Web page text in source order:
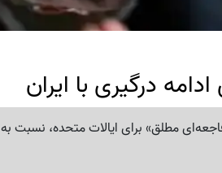
درگیری با ایران
مطلق» برای ایالات متحده، نسبت به